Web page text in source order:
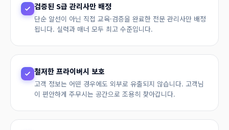
검증된 S급 관리사만 배정
단순 알선이 아닌 직접 교육·검증을 완료한 전문 관리사만 배정
됩니다. 실력과 매너 모두 최고 수준입니다.
철저한 프라이버시 보호
고객 정보는 어떤 경우에도 외부로 유출되지 않습니다. 고객님
이 편안하게 주무시는 공간으로 조용히 찾아갑니다.